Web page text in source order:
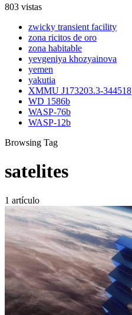
803 vistas
zwicky transient facility
zona ricitos de oro
zona habitable
yevgeniya khozyainova
yemen
yakutia
XMMU J173203.3-344518
WD 1586b
WASP-76b
WASP-12b
Browsing Tag
satelites
1 artículo